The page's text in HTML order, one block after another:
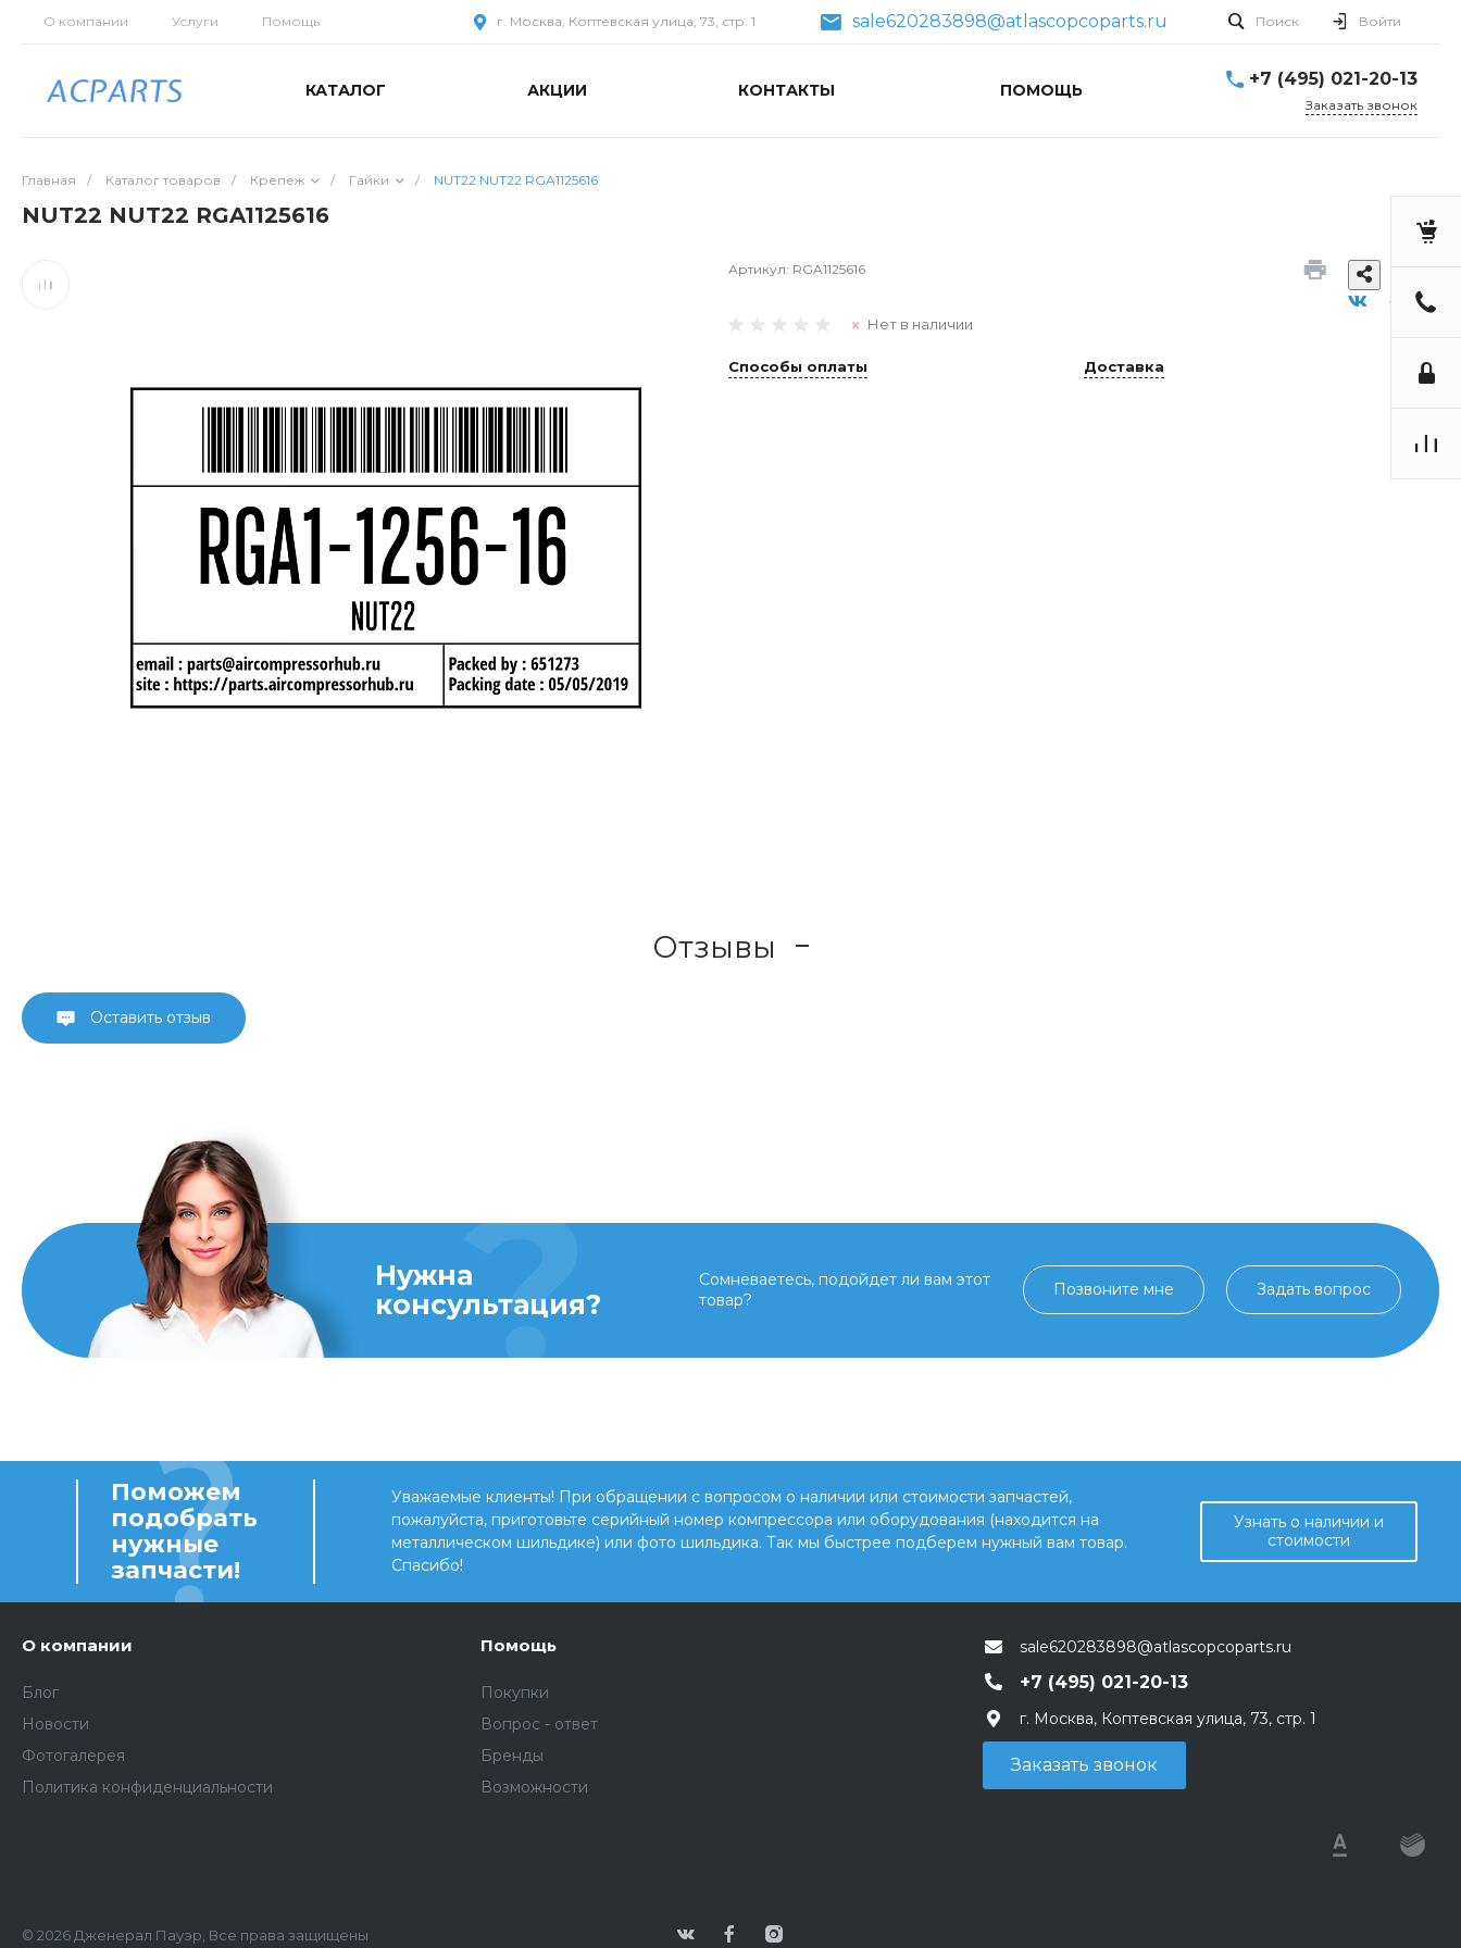
О компании Услуги Помощь г. Москва, Коптевская улица, 73, стр. 1 sale620283898@atlascopcoparts.ru Поиск Войти
КАТАЛОГ АКЦИИ КОНТАКТЫ ПОМОЩЬ
+7 (495) 021-20-13
Заказать звонок
Главная / Каталог товаров / Крепеж / Гайки / NUT22 NUT22 RGA1125616
NUT22 NUT22 RGA1125616
Артикул: RGA1125616
Нет в наличии
Способы оплаты Доставка
Отзывы
Оставить отзыв
Нужна
консультация?
Сомневаетесь, подойдет ли вам этот
товар?
Позвоните мне Задать вопрос
Поможем
подобрать
нужные
запчасти!
Уважаемые клиенты! При обращении с вопросом о наличии или стоимости запчастей,
пожалуйста, приготовьте серийный номер компрессора или оборудования (находится на
металлическом шильдике) или фото шильдика. Так мы быстрее подберем нужный вам товар.
Спасибо!
Узнать о наличии и
стоимости
О компании
Блог
Новости
Фотогалерея
Политика конфиденциальности
Помощь
Покупки
Вопрос - ответ
Бренды
Возможности
sale620283898@atlascopcoparts.ru
+7 (495) 021-20-13
г. Москва, Коптевская улица, 73, стр. 1
Заказать звонок
© 2026 Дженерал Пауэр, Все права защищены